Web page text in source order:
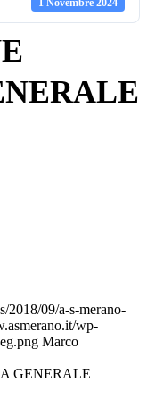
2018/09/a-s-merano-
wp-
Marco
GENERALE